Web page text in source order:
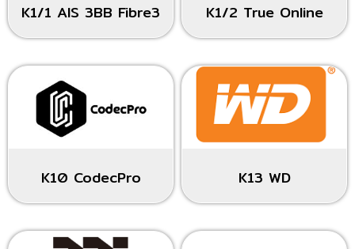
K1/1 AIS 3BB Fibre3 K1/2 True Online
K10 CodecPro K13 WD